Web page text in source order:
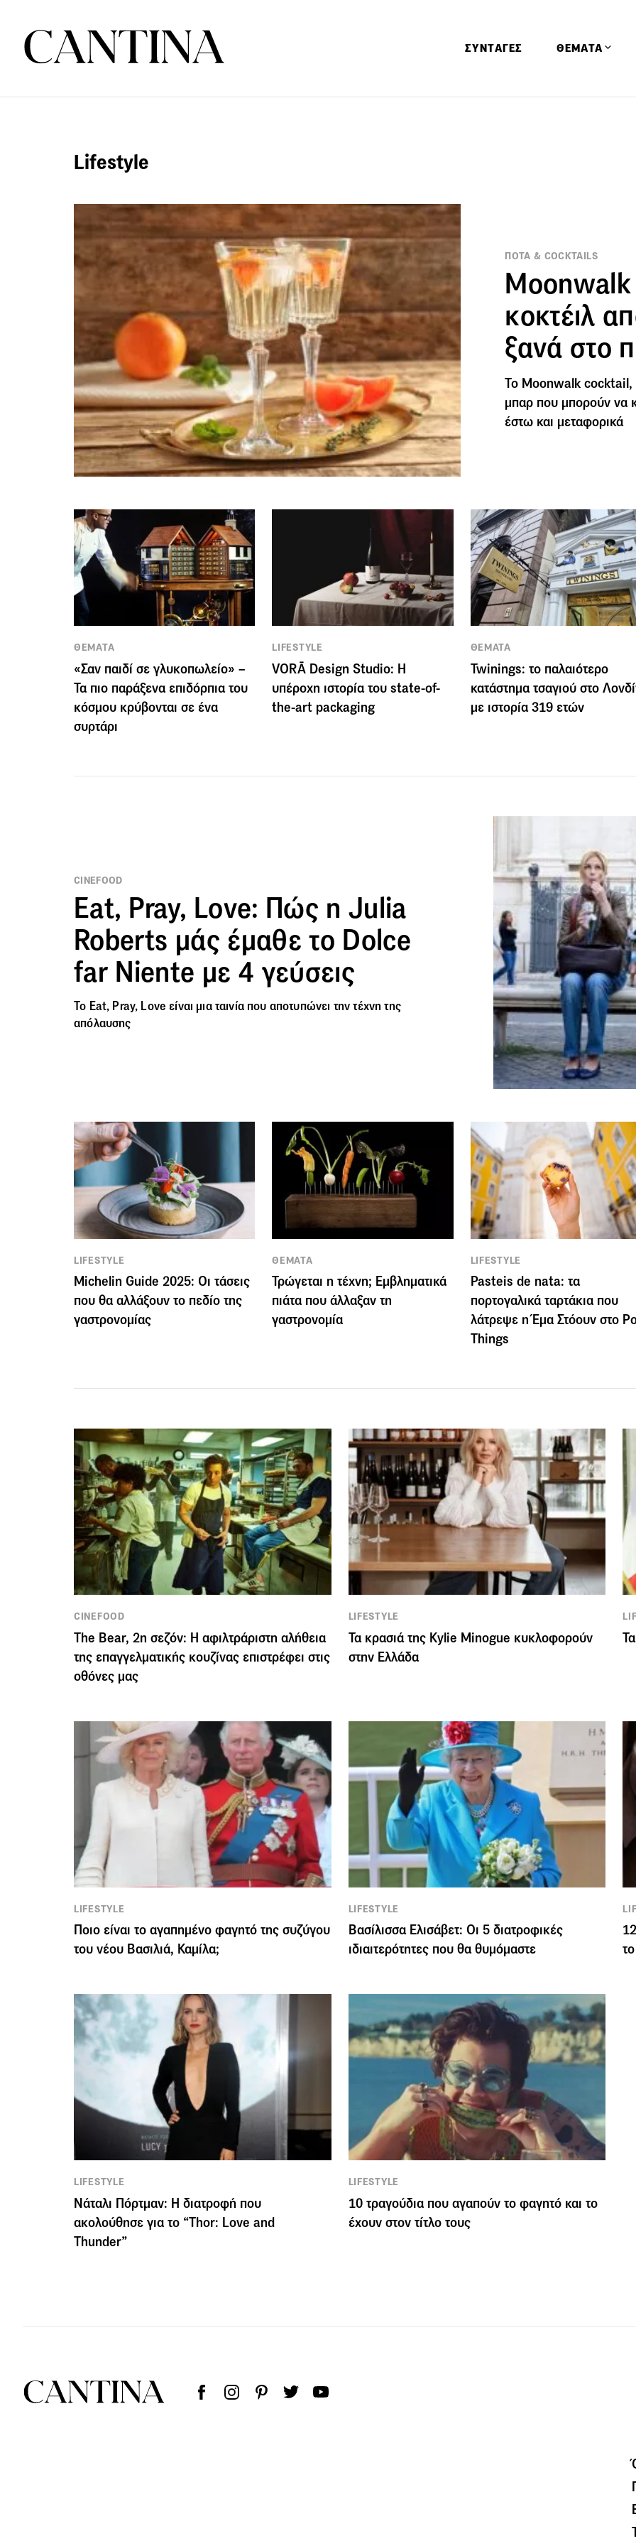
ΣΥΝΤΑΓΕΣ ΘΕΜΑΤΑ
Υγεία &
Lifestyle
ΠΟΤΑ & COCKTAILS
κοκτέιλ
ξανά στο
Το Moonwalk cocktail,
μπαρ που μπορούν να
έστω και μεταφορικά
ΘΕΜΑΤΑ
«Σαν παιδί σε γλυκοπωλείο» –
Τα πιο παράξενα επιδόρπια του
κόσμου κρύβονται σε ένα
συρτάρι
LIFESTYLE
VORĀ Design Studio: Η
υπέροχη ιστορία του state-of-
the-art packaging
ΘΕΜΑΤΑ
Twinings: το παλαιότερο
κατάστημα τσαγιού στο
με ιστορία 319 ετών
CINEFOOD
Eat, Pray, Love: Πώς η Julia
Roberts μάς έμαθε το Dolce
far Niente με 4 γεύσεις
Το Eat, Pray, Love είναι μιαταινίαπου αποτυπώνει την τέχνη της
απόλαυσης
LIFESTYLE
Michelin Guide 2025: Οι τάσεις
που θα αλλάξουν το πεδίο της
γαστρονομίας
ΘΕΜΑΤΑ
Τρώγεται η τέχνη; Εμβληματικά
πιάτα που άλλαξαν τη
γαστρονομία
LIFESTYLE
Pasteis de nata: τα
πορτογαλικά ταρτάκια που
λάτρεψε η Έμα Στόουν στο
Things
CINEFOOD
The Bear, 2η σεζόν: Η αφιλτράριστη αλήθεια
της επαγγελματικής κουζίνας επιστρέφει στις
οθόνες μας
LIFESTYLE
Τα κρασιά της Kylie Minogue κυκλοφορούν
στην Ελλάδα
LIFESTYLE
Ποιο είναι το αγαπημένο φαγητό της συζύγου
του νέου Βασιλιά, Καμίλα;
LIFESTYLE
Βασίλισσα Ελισάβετ: Οι 5 διατροφικές
ιδιαιτερότητες που θα θυμόμαστε
LIFESTYLE
Νάταλι Πόρτμαν: H διατροφή που
ακολούθησε για το “Thor: Love and
Thunder”
LIFESTYLE
10 τραγούδια που αγαπούν το φαγητό και το
έχουν στον τίτλο τους